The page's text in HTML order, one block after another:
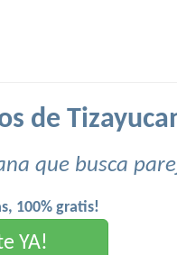
de
que busca
100% gratis!
YA!